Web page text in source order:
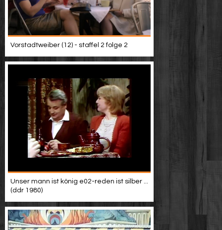
Vorstadtweiber (12) - staffel 2 folge 2
Unser mann ist könig e02-reden ist silber ...
(ddr 1980)